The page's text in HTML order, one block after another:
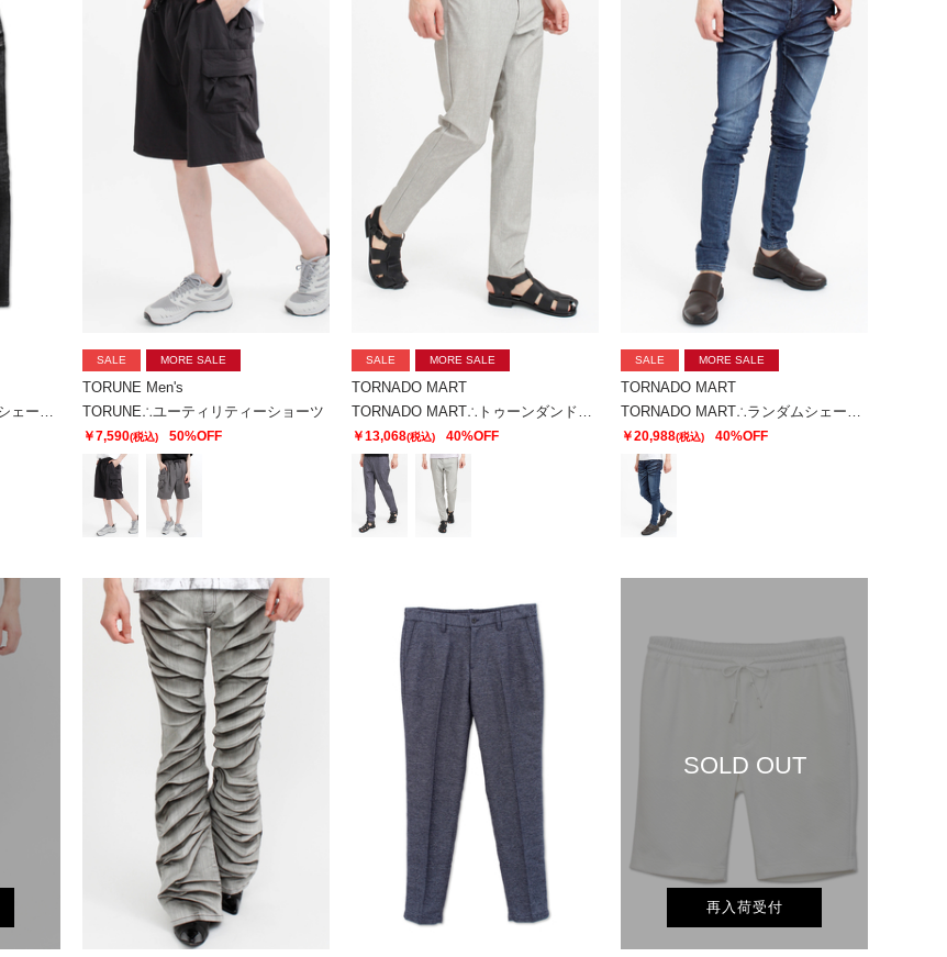
SALE MORE SALE
TORUNE Men's
TORUNE∴ユーティリティーショーツ
￥7,590(税込) 50%OFF
SALE MORE SALE
TORNADO MART
￥13,068(税込) 40%OFF
SALE MORE SALE
TORNADO MART
￥20,988(税込) 40%OFF
SOLD OUT
再入荷受付